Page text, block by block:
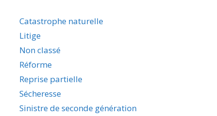
Catastrophe naturelle
Litige
Non classé
Réforme
Reprise partielle
Sécheresse
Sinistre de seconde génération